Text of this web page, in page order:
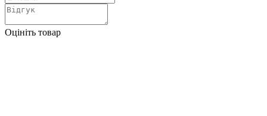
Оцініть товар